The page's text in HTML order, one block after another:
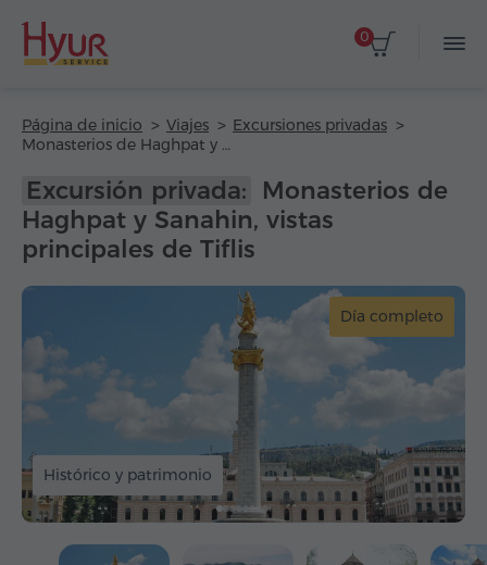
0
Página de inicio Viajes
Excursiones privadas
Monasterios de Haghpat y Sanahin, vistas principales de Tiflis
Excursión privada:
Monasterios de
Haghpat y Sanahin, vistas
principales de Tiflis
Día completo
Histórico y patrimonio